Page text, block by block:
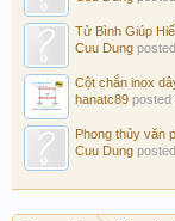
Tử Bình Giúp
Cuu Dung posted
Cột chắn inox
hanatc89 posted
Phong thủy văn
Cuu Dung posted